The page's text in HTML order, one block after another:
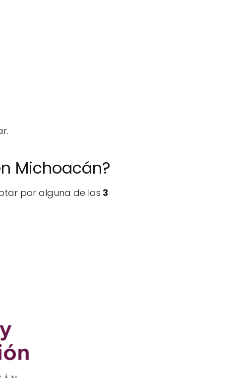
Michoacán?
por alguna de las 3